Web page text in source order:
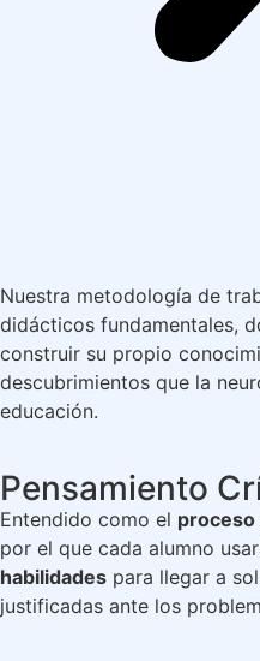
Nuestra metodología de
didácticos fundamentales,
construir su propio
descubrimientos que la
educación.
Pensamiento
Entendido como el proceso
por el que cada alumno
habilidades para llegar a
justificadas ante los